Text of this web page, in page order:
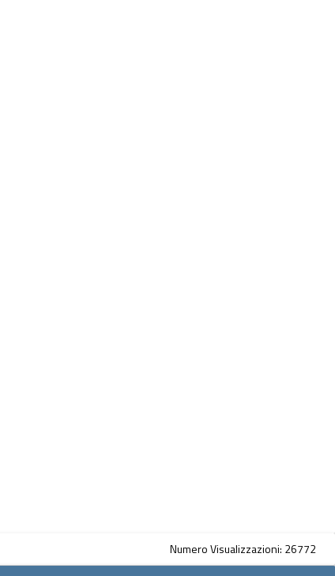
Numero Visualizzazioni: 26772